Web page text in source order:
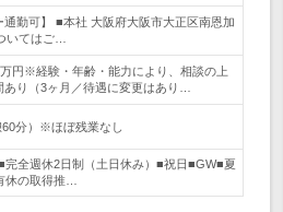
通勤可】 ■本社 大阪府大阪市大正区南恩加
いてはご…
円※経験・年齢・能力により、相談の上
り（3ヶ月／待遇に変更はあり…
分）※ほぼ残業なし
完全週休2日制（土日休み）■祝日■GW■夏
休の取得推…